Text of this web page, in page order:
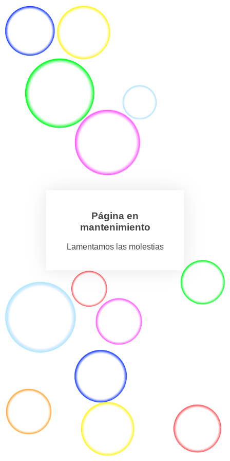
Página en
mantenimiento
Lamentamos las molestias